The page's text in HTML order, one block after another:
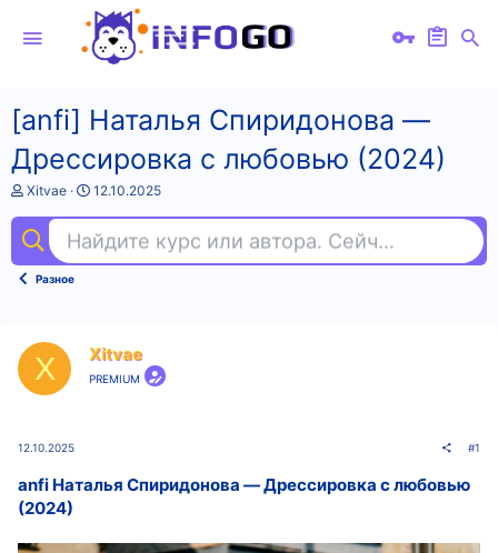
[anfi] Наталья Спиридонова ―
Дрессировка с любовью (2024)
А
т
о
т
Xitvae
Д
а
н
а
12.10.2025
Найдите курс или автора. Сейчас ищут
Разное
X Xitvae
PREMIUM
12.10.2025 #1
anfi Наталья Спиридонова ― Дрессировка с любовью
(2024)